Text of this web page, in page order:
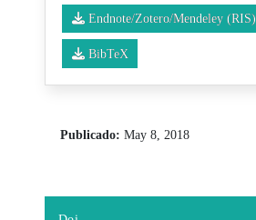
Endnote/Zotero/Mendeley (RIS)
BibTeX
Publicado: May 8, 2018